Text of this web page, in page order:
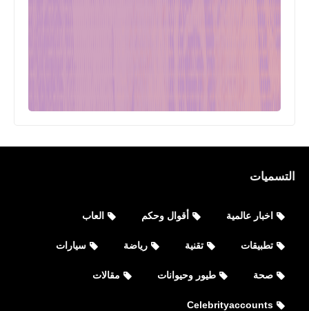
التسميات
اخبار عالمية أقوال وحكم العاب
تطبيقات تقنية رياضة سيارات
صحة طيور وحيوانات مقالات
Celebrityaccounts